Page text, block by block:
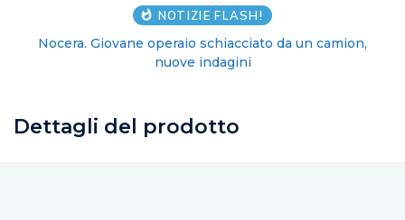
NOTIZIE FLASH!
Vanni Avallone: Radio City, primo programma a 13
anni
Dettagli del prodotto